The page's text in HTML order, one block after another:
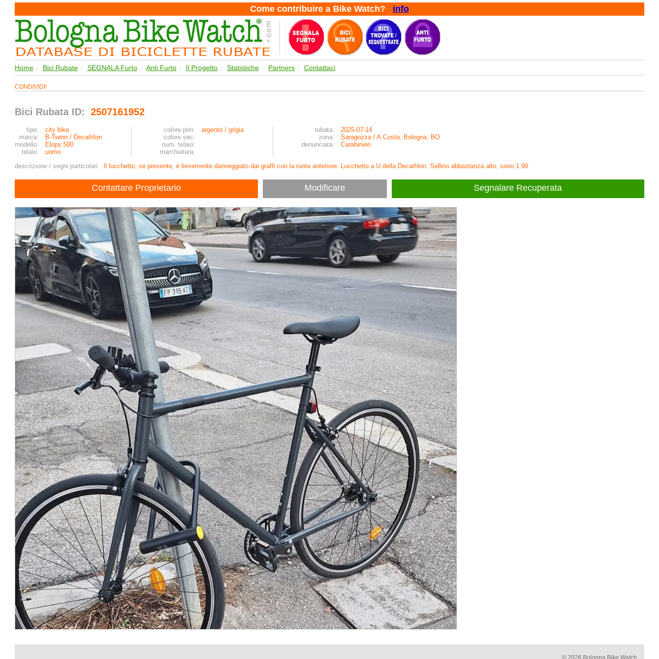
Come contribuire a Bike Watch? info
Home | Bici Rubate | SEGNALA Furto | Anti Furto | Il Progetto | Statistiche | Partners | Contattaci
CONDIVIDI!
Bici Rubata ID: 2507161952
tipo: city bike colore prin: argento / grigia rubata:
2025-07-14
marca:
B-Twinn / Decathlon colore sec: zona:
Saragozza / A.Costa, Bologna, BO
modello:
Elops 500 num. telaio: denunciata:
Carabinieri
telaio:
uomo
marchiatura:
descrizione / segni particolari:
Il lucchetto, se presente, è lievemente danneggiato dai graffi con la ruota anteriore. Lucchetto a U della Decathlon. Sellino abbastanza alto, sono 1.90
Contattare Proprietario Modificare Segnalare Recuperata
© 2026 Bologna Bike Watch